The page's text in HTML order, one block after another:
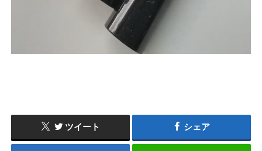
ツイート シェア